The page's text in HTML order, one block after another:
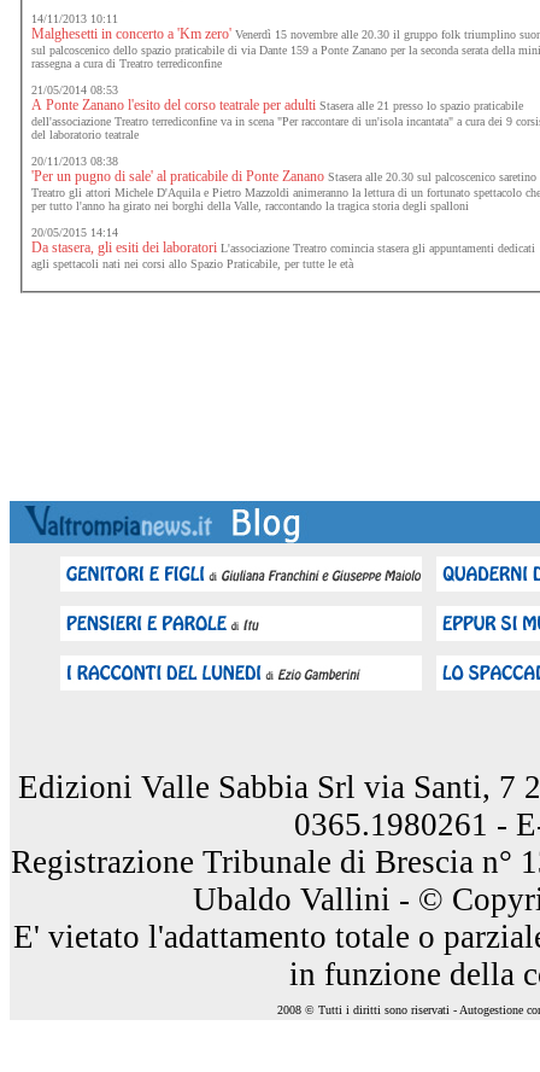
14/11/2013 10:11
Malghesetti in concerto a 'Km zero' Venerdì 15 novembre alle 20.30 il gruppo folk triumplino
sul palcoscenico dello spazio praticabile di via Dante 159 a Ponte Zanano per la seconda serata della
rassegna a cura di Treatro terrediconfine
21/05/2014 08:53
A Ponte Zanano l'esito del corso teatrale per adulti Stasera alle 21 presso lo spazio praticabile
dell'associazione Treatro terrediconfine va in scena "Per raccontare di un'isola incantata" a cura dei 9
del laboratorio teatrale
20/11/2013 08:38
'Per un pugno di sale' al praticabile di Ponte Zanano Stasera alle 20.30 sul palcoscenico saretino
Treatro gli attori Michele D'Aquila e Pietro Mazzoldi animeranno la lettura di un fortunato spettacolo
per tutto l'anno ha girato nei borghi della Valle, raccontando la tragica storia degli spalloni
20/05/2015 14:14
Da stasera, gli esiti dei laboratori L'associazione Treatro comincia stasera gli appuntamenti dedicati
agli spettacoli nati nei corsi allo Spazio Praticabile, per tutte le età
Edizioni Valle Sabbia Srl via Santi, 7
0365.1980261 -
Registrazione Tribunale di Brescia n°
Ubaldo Vallini - ©
E' vietato l'adattamento totale o
in funzione della
2008 © Tutti i diritti sono riservati - Autogestione